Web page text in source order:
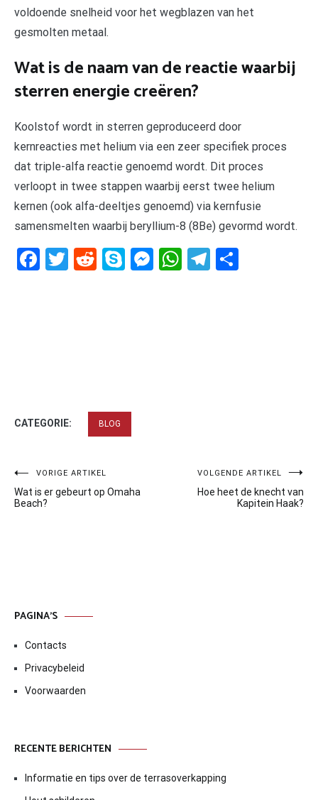
voldoende snelheid voor het wegblazen van het
gesmolten metaal.
Wat is de naam van de reactie waarbij
sterren energie creëren?
Koolstof wordt in sterren geproduceerd door
kernreacties met helium via een zeer specifiek proces
dat triple-alfa reactie genoemd wordt. Dit proces
verloopt in twee stappen waarbij eerst twee helium
kernen (ook alfa-deeltjes genoemd) via kernfusie
samensmelten waarbij beryllium-8 (8Be) gevormd wordt.
Facebook
Twitter
RedditSkypeMessenger
WhatsApp
Telegram
CATEGORIE: BLOG
Bericht
navigatie
VORIGE ARTIKEL
Wat is er gebeurt op Omaha
Beach?
VOLGENDE ARTIKEL
Hoe heet de knecht van
Kapitein Haak?
PAGINA’S
Contacts
Privacybeleid
Voorwaarden
RECENTE BERICHTEN
Informatie en tips over de terrasoverkapping